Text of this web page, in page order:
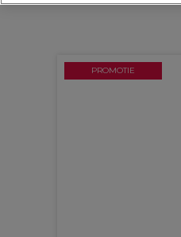
PROMOTIE